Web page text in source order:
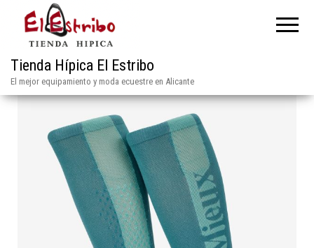
Tienda Hípica El Estribo
El mejor equipamiento y moda ecuestre en Alicante